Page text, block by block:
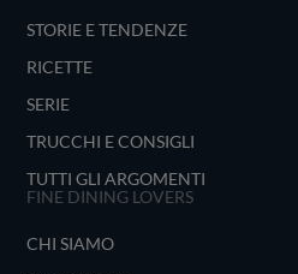
STORIE E TENDENZE
RICETTE
SERIE
TRUCCHI E CONSIGLI
TUTTI GLI ARGOMENTI
FINE DINING LOVERS
CHI SIAMO